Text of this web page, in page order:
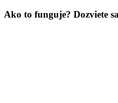
Ako to funguje? Dozviete